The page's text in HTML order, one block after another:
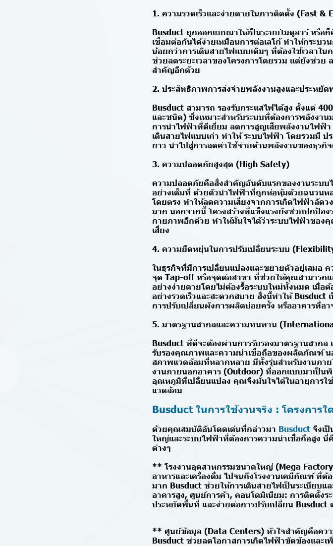
1. ความรวดเร็วและง่ายดายในการติดตั้ง (Fast
Busduct ถูกออกแบบมาให้เป็นระบบโมดูลาร์ หรือ
เชื่อมต่อกันได้ง่ายเหมือนการต่อเลโก้ ทำให้กระบว
น้อยกว่าการเดินสายไฟแบบเดิมๆ ที่ต้องใช้เวลาใ
ช่วยลดระยะเวลาของโครงการโดยรวม แต่ยังช่ว
สำคัญอีกด้วย
2. ประสิทธิภาพการส่งจ่ายพลังงานสูงและประหยั
Busduct สามารถ รองรับกระแสไฟได้สูง ตั้งแต่
และชนิด) ซึ่งเหมาะสำหรับระบบที่ต้องการพลังง
การนำไฟฟ้าที่ดีเยี่ยม ลดการสูญเสียพลังงานไฟฟ้
เดินสายไฟแบบเก่า ทำให้ ระบบไฟฟ้า โดยรวมมี
ยาว นำไปสู่การลดค่าใช้จ่ายด้านพลังงานของธุรกิ
3. ความปลอดภัยสูงสุด (High Safety)
ความปลอดภัยคือสิ่งสำคัญอันดับแรกของงานระบ
อย่างเต็มที่ ด้วยตัวนำไฟฟ้าที่ถูกห่อหุ้มด้วยฉนวนห
โดยตรง ทำให้ลดความเสี่ยงจากการเกิดไฟฟ้าลัด
มาก นอกจากนี้ โครงสร้างที่แข็งแรงยังช่วยปกป้อ
กายภาพอีกด้วย ทำให้มั่นใจได้ว่าระบบไฟฟ้าของ
เสี่ยง
4. ความยืดหยุ่นในการปรับเปลี่ยนระบบ
ในธุรกิจที่มีการเปลี่ยนแปลงและขยายตัวอยู่เสมอ
จุด Tap-off หรือจุดต่อสาขา ที่ช่วยให้คุณสามารถ
อย่างง่ายดายโดยไม่ต้องรื้อระบบใหม่ทั้งหมด เมื่
อย่างรวดเร็วและสะดวกสบาย สิ่งนี้ทำให้ Busduct
การปรับเปลี่ยนผังการผลิตบ่อยครั้ง หรืออาคารที่อ
5. มาตรฐานสากลและความทนทาน
Busduct ที่ดีจะต้องผ่านการรับรองมาตรฐานสากล
รับรองคุณภาพและความน่าเชื่อถือของผลิตภัณฑ์
สภาพแวดล้อมที่หลากหลาย มีทั้งรุ่นสำหรับงานภา
งานภายนอกอาคาร (Outdoor) ที่ออกแบบมาเป็น
อุณหภูมิที่เปลี่ยนแปลง คุณจึงมั่นใจได้ในอายุการใ
แวดล้อม
Busduct ในการใช้งานจริง : โครงกา
ด้วยคุณสมบัติอันโดดเด่นที่กล่าวมา Busduct จึงเ
ใหญ่และระบบไฟฟ้าที่ต้องการความน่าเชื่อถือสูง นี่
ต่างๆ
** โรงงานอุตสาหกรรมขนาดใหญ่ (Mega
อาหารและเครื่องดื่ม ไปจนถึงโรงงานเคมีภัณฑ์ ที่ต้
มาก Busduct ช่วยให้การเดินสายไฟเป็นระเบียบแ
อาคารสูง, ศูนย์การค้า, คอนโดมิเนียม: การติดตั้ง
ประหยัดพื้นที่ และง่ายต่อการปรับเปลี่ยน Busduct
** ศูนย์ข้อมูล (Data Centers) หัวใจสำคัญคือควา
Busduct ช่วยลดโอกาสการเกิดไฟฟ้าขัดข้องและ